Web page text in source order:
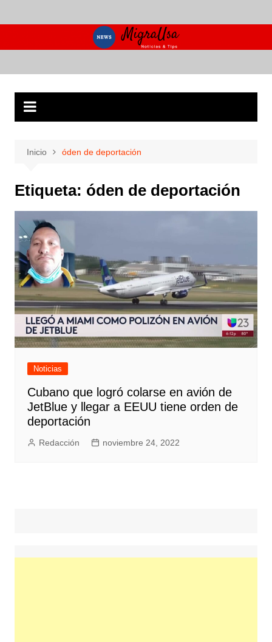
al
Inicio óden de deportación
Etiqueta: óden de deportación
Noticias
Cubano que logró colarse en avión de
JetBlue y llegar a EEUU tiene orden de
deportación
Redacción noviembre 24, 2022